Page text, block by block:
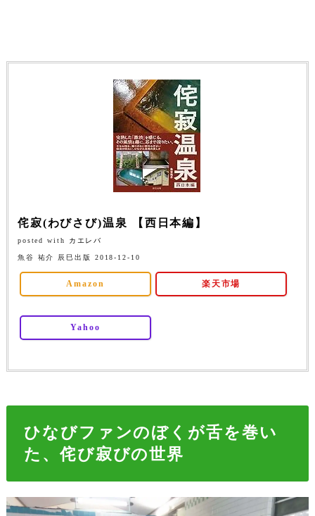
侘寂(わびさび)温泉 【西日本編】
posted with カエレバ
魚谷 祐介 辰巳出版 2018-12-10
Amazon 楽天市場
Yahoo
ひなびファンのぼくが舌を巻い
た、侘び寂びの世界